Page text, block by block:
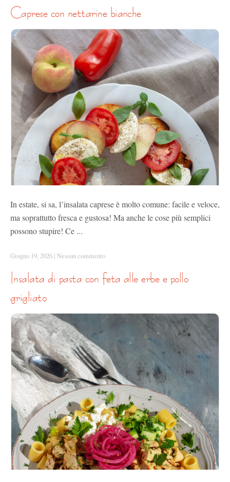
caprese con nettarine bianche
In estate, si sa, l’insalata caprese è molto comune: facile e veloce,
ma soprattutto fresca e gustosa! Ma anche le cose più semplici
possono stupire! Ce ...
Giugno 19, 2026 | Nessun commento
insalata di pasta con feta alle erbe e pollo
grigliato